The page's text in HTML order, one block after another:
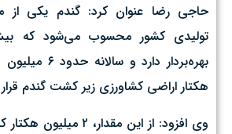
حاجی رضا عنوان کرد: گندم یکی از
هکتار اراضی کشاورزی زیر کشت گندم
وی افزود: از این مقدار،